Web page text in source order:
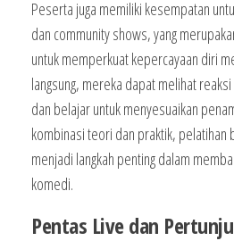
Peserta juga memiliki kesempatan
dan community shows, yang
untuk memperkuat kepercayaan diri
langsung, mereka dapat melihat
dan belajar untuk menyesuaikan
kombinasi teori dan praktik, pelatihan
menjadi langkah penting dalam
komedi.
Pentas Live dan